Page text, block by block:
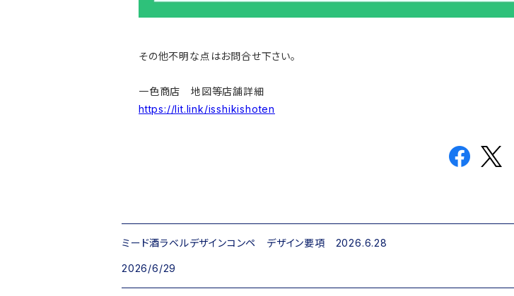
その他不明な点はお問合せ下さい。
一色商店 地図等店舗詳細
https://lit.link/isshikishoten
ミード酒ラベルデザインコンペ デザイン要項 2026.6.28
2026/6/29